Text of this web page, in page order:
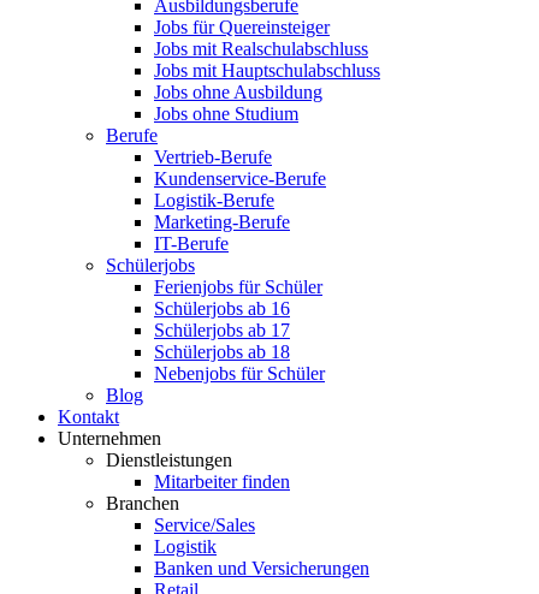
Ausbildungsberufe
Jobs für Quereinsteiger
Jobs mit Realschulabschluss
Jobs mit Hauptschulabschluss
Jobs ohne Ausbildung
Jobs ohne Studium
Berufe
Vertrieb-Berufe
Kundenservice-Berufe
Logistik-Berufe
Marketing-Berufe
IT-Berufe
Schülerjobs
Ferienjobs für Schüler
Schülerjobs ab 16
Schülerjobs ab 17
Schülerjobs ab 18
Nebenjobs für Schüler
Blog
Kontakt
Unternehmen
Dienstleistungen
Mitarbeiter finden
Branchen
Service/Sales
Logistik
Banken und Versicherungen
Retail